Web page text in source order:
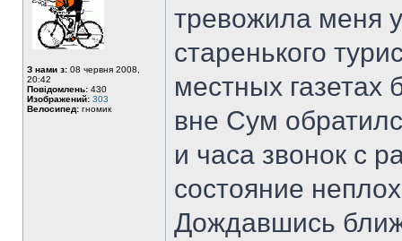
З нами з: 08 червня 2008,
20:42
Повідомлень: 430
Изображений: 303
Велосипед: гномик
тревожила меня
старенького
местных
вне Сум
и часа звонок с
состояние
Дождавшись